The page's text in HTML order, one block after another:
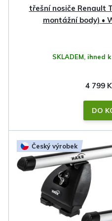
třešní nosiče Renault
montážní body) •
SKLADEM, ihned
4 799
DO
Český výrobek